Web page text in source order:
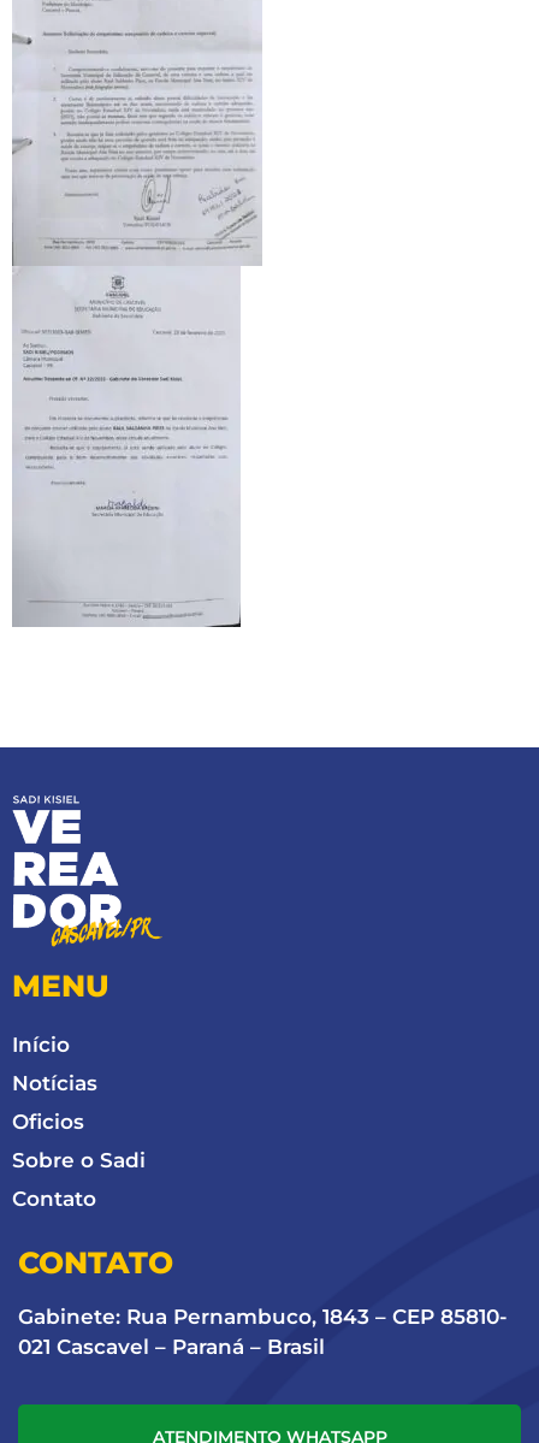
MENU
Início
Notícias
Oficios
Sobre o Sadi
Contato
CONTATO
Gabinete: Rua Pernambuco, 1843 – CEP 85810-
021 Cascavel – Paraná – Brasil
ATENDIMENTO WHATSAPP